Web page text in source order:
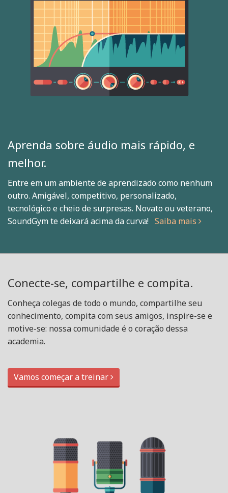
Aprenda sobre áudio mais rápido, e
melhor.
Entre em um ambiente de aprendizado como nenhum
outro. Amigável, competitivo, personalizado,
tecnológico e cheio de surpresas. Novato ou veterano,
SoundGym te deixará acima da curva! Saiba mais
Conecte-se, compartilhe e compita.
Conheça colegas de todo o mundo, compartilhe seu
conhecimento, compita com seus amigos, inspire-se e
motive-se: nossa comunidade é o coração dessa
academia.
Vamos começar a treinar